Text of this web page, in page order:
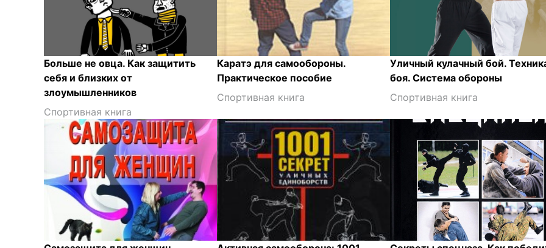
Больше не овца. Как защитить
себя и близких от
злоумышленников
Спортивная книга
Каратэ для самообороны.
Практическое пособие
Спортивная книга
Уличный кулачный бой.
боя. Система обороны
Спортивная книга